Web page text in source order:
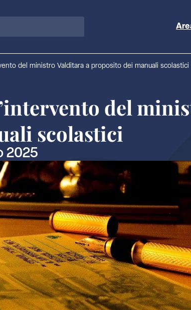
del ministro Valditara a proposito dei manuali scolastici
del
scolastici
2025